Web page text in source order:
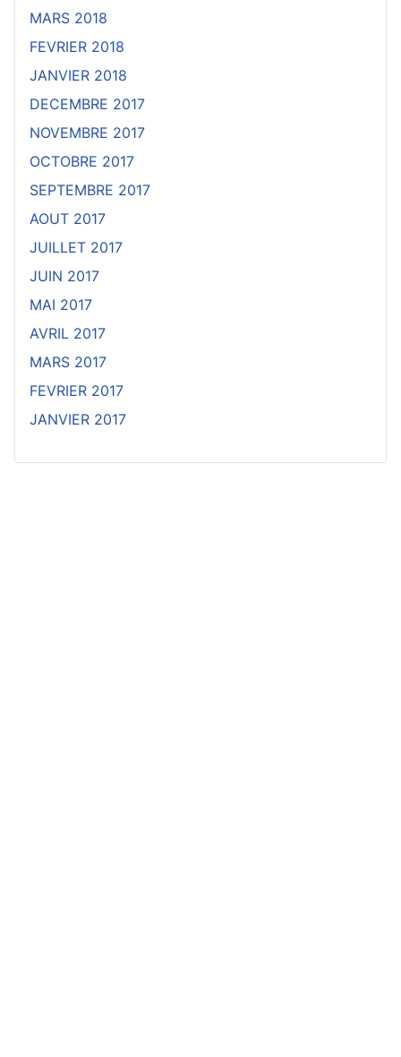
MARS 2018
FEVRIER 2018
JANVIER 2018
DECEMBRE 2017
NOVEMBRE 2017
OCTOBRE 2017
SEPTEMBRE 2017
AOUT 2017
JUILLET 2017
JUIN 2017
MAI 2017
AVRIL 2017
MARS 2017
FEVRIER 2017
JANVIER 2017